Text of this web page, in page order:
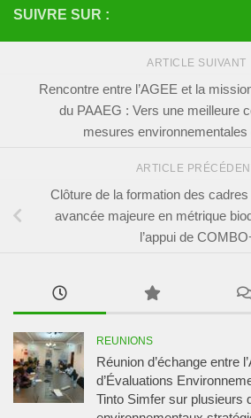
SUIVRE SUR :
ARTICLE SUIVANT
Rencontre entre l’AGEE et la
du PAAEG : Vers une meilleure
mesures environnementales
ARTICLE
Clôture de la formation des cadres
avancée majeure en métrique
l’appui de
REUNIONS
Réunion d’échange entre
d’Évaluations
Tinto Simfer sur plusieurs